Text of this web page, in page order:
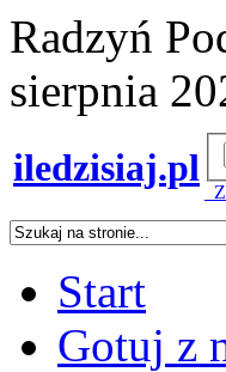
Radzyń
sierpnia
iledzisiaj.pl
Start
Gotuj z